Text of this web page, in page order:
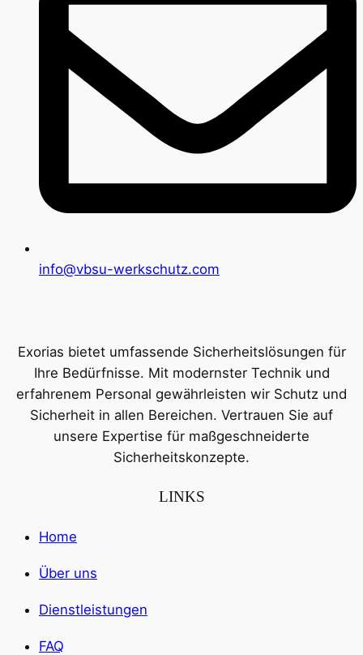
info@vbsu-werkschutz.com
Exorias bietet umfassende Sicherheitslösungen für
Ihre Bedürfnisse. Mit modernster Technik und
erfahrenem Personal gewährleisten wir Schutz und
Sicherheit in allen Bereichen. Vertrauen Sie auf
unsere Expertise für maßgeschneiderte
Sicherheitskonzepte.
LINKS
Home
Über uns
Dienstleistungen
FAQ